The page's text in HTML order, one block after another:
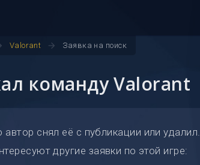
Valorant arrow_forward Заявка на поиск
команду Valorant
снял её с публикации или удалил.
другие заявки по этой игре: